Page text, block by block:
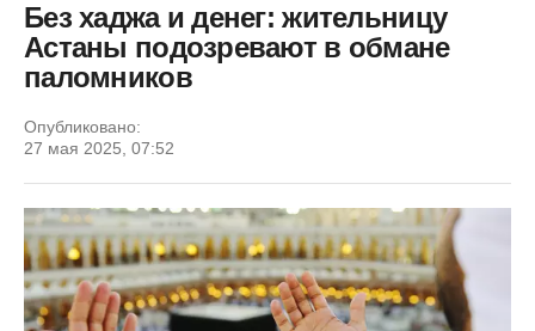
Без хаджа и денег: жительницу
Астаны подозревают в обмане
паломников
Опубликовано:
27 мая 2025, 07:52